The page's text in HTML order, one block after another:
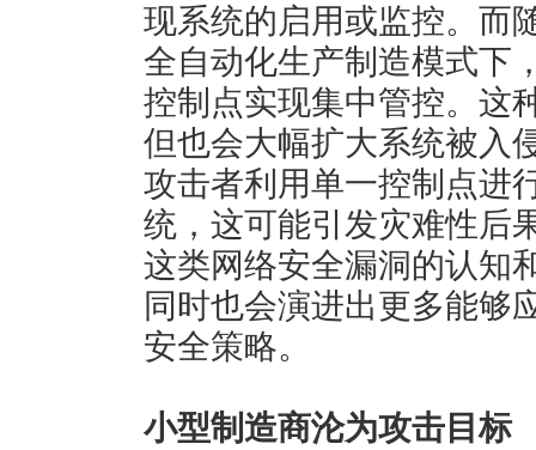
现系统的启用或监控。而
全自动化生产制造模式下
控制点实现集中管控。这
但也会大幅扩大系统被入
攻击者利用单一控制点进
统，这可能引发灾难性后
这类网络安全漏洞的认知
同时也会演进出更多能够
安全策略。
小型制造商沦为攻击目标